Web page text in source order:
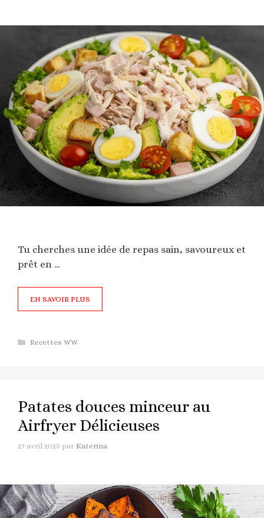
Tu cherches une idée de repas sain, savoureux et
prêt en …
EN SAVOIR PLUS
Catégories
Recettes WW
Patates douces minceur au
Airfryer Délicieuses
27 avril 2025 par Katerina